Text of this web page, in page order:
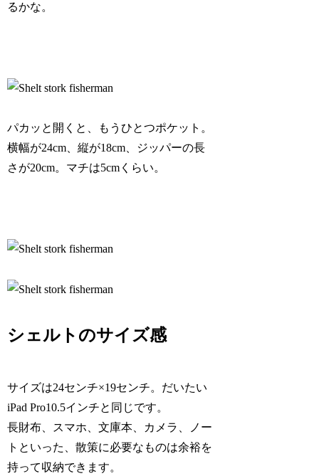
るかな。
パカッと開くと、もうひとつポケット。
横幅が24cm、縦が18cm、ジッパーの長
さが20cm。マチは5cmくらい。
シェルトのサイズ感
サイズは24センチ×19センチ。だいたい
iPad Pro10.5インチと同じです。
長財布、スマホ、文庫本、カメラ、ノー
トといった、散策に必要なものは余裕を
持って収納できます。